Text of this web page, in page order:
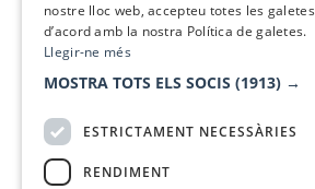
nostre lloc web, accepteu totes les galetes
d’acord amb la nostra Política de galetes.
Llegir-ne més
MOSTRA TOTS ELS SOCIS (1913) →
ESTRICTAMENT NECESSÀRIES
RENDIMENT